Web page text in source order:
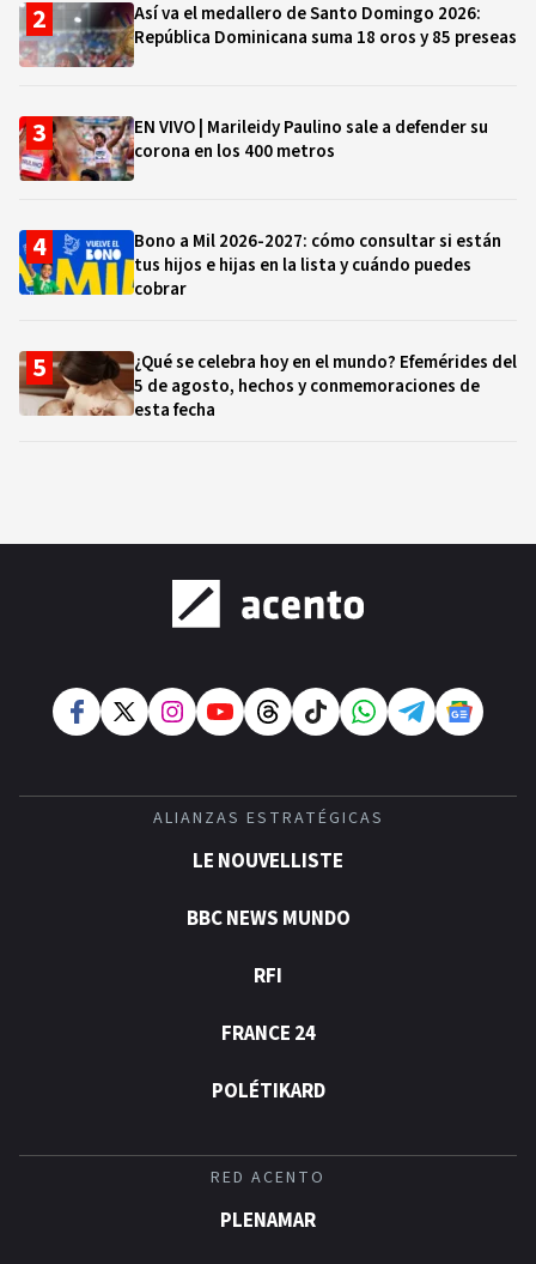
Así va el medallero de Santo Domingo 2026:
República Dominicana suma 18 oros y 85 preseas
EN VIVO | Marileidy Paulino sale a defender su
corona en los 400 metros
Bono a Mil 2026-2027: cómo consultar si están
tus hijos e hijas en la lista y cuándo puedes
cobrar
¿Qué se celebra hoy en el mundo? Efemérides del
5 de agosto, hechos y conmemoraciones de
esta fecha
ALIANZAS ESTRATÉGICAS
LE NOUVELLISTE
BBC NEWS MUNDO
RFI
FRANCE 24
POLÉTIKARD
RED ACENTO
PLENAMAR